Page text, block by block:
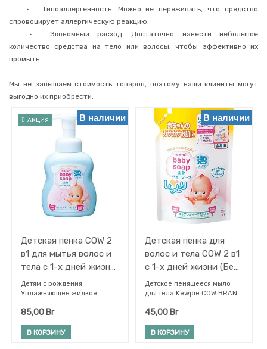
рта
Дезодоранты
Кремы
гели
душа
Мочалки
Станки
бритья
Средства
Средства
после
бритья
гигиена
Детская
косметика
гигиена
•
Гипоаллергенность. Можно не переживать, что средство
спровоцирует аллергическую реакцию.
•
Экономный расход. Достаточно нанести небольшое
количество средства на тело или волосы, чтобы эффективно их
промыть.
Мы не завышаем стоимость товаров, поэтому наши клиенты могут
выгодно их приобрести.
В наличии
АКЦИЯ
Детская пенка COW 2
в1 для мытья волос и
тела с 1-х дней жизни
(Без слез) Kewpie 400
мл.
Детям с рождения
Увлажняющее жидкое
дозатором, 400 —
косметическое средство для
малышей с рождения.
85,00 Br
В КОРЗИНУ
В наличии
Детская пенка для
волос и тела COW 2 в1
с 1-х дней жизни (Без
слез) Kewpie 350 мл
Детское пенящееся мыло
для тела Kewpie COW BRAND
ухода за кожей малыша. С
компонентов
аминокислотного
45,00Br
В КОРЗИНУ